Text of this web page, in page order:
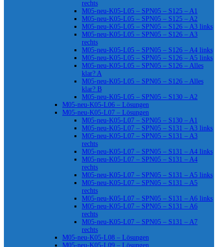
rechts
M05-neu-K05-L05 – SPN05 – S125 – A1
M05-neu-K05-L05 – SPN05 – S125 – A2
M05-neu-K05-L05 – SPN05 – S126 – A3 links
M05-neu-K05-L05 – SPN05 – S126 – A3
rechts
M05-neu-K05-L05 – SPN05 – S126 – A4 links
M05-neu-K05-L05 – SPN05 – S126 – A5 links
M05-neu-K05-L05 – SPN05 – S126 – Alles
klar? A
M05-neu-K05-L05 – SPN05 – S126 – Alles
klar? B
M05-neu-K05-L05 – SPN05 – S130 – A2
M05-neu-K05-L06 – Lösungen
M05-neu-K05-L07 – Lösungen
M05-neu-K05-L07 – SPN05 – S130 – A1
M05-neu-K05-L07 – SPN05 – S131 – A3 links
M05-neu-K05-L07 – SPN05 – S131 – A3
rechts
M05-neu-K05-L07 – SPN05 – S131 – A4 links
M05-neu-K05-L07 – SPN05 – S131 – A4
rechts
M05-neu-K05-L07 – SPN05 – S131 – A5 links
M05-neu-K05-L07 – SPN05 – S131 – A5
rechts
M05-neu-K05-L07 – SPN05 – S131 – A6 links
M05-neu-K05-L07 – SPN05 – S131 – A6
rechts
M05-neu-K05-L07 – SPN05 – S131 – A7
rechts
M05-neu-K05-L08 – Lösungen
M05-neu-K05-L09 – Lösungen